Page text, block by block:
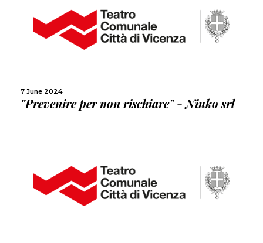
7 June 2024
"Prevenire per non rischiare" - Niuko srl
MORE
MORE